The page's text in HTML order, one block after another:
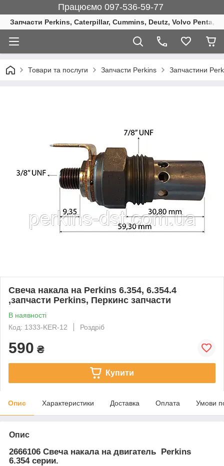
Працюємо 097-536-59-77
Запчасти Perkins, Caterpillar, Cummins, Deutz, Volvo Penta,
Товари та послуги Запчасти Perkins Запчастини
Свеча накала на Perkins 6.354, 6.354.4
,запчасти Perkins, Перкинс запчасти
В наявності
Код: 1333-KER-12
Роздріб
590 ₴
Купити
Опис Характеристики Доставка Оплата Умови
Опис
2666106 Свеча накала на двигатель Perkins
6.354 серии.